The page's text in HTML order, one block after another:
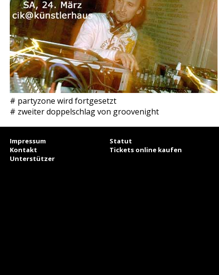
# partyzone wird fortgesetzt
# zweiter doppelschlag von groovenight
Impressum
Statut
Kontakt
Tickets online kaufen
Unterstützer